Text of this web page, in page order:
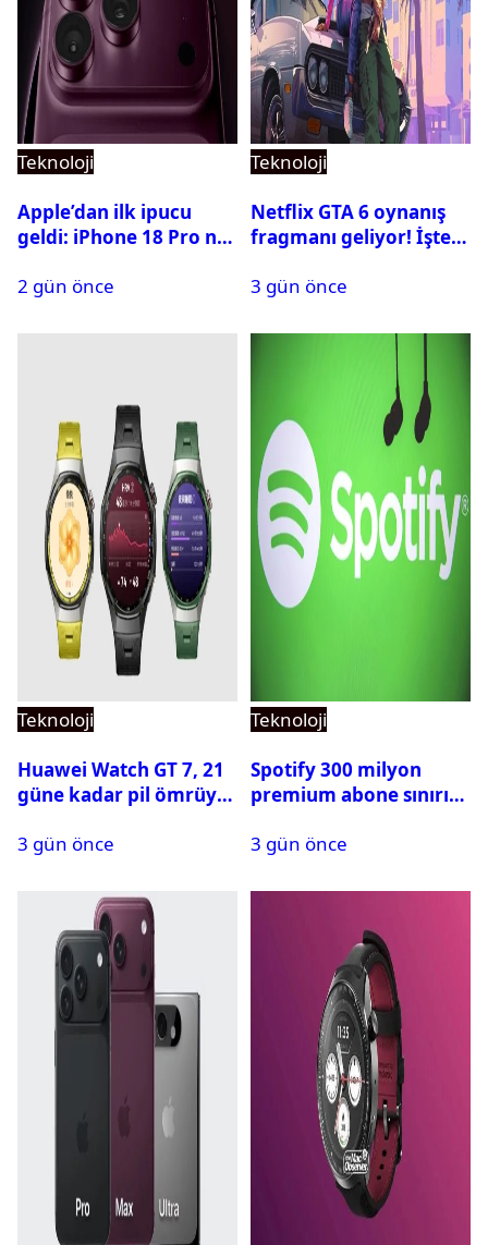
Teknoloji
Apple’dan ilk ipucu
geldi: iPhone 18 Pro ne
2 gün önce
Teknoloji
Netflix GTA 6 oynanış
fragmanı geliyor! İşte
3 gün önce
Teknoloji
Huawei Watch GT 7, 21
güne kadar pil ömrüyle
3 gün önce
Teknoloji
Spotify 300 milyon
premium abone sınırını
3 gün önce